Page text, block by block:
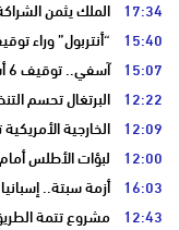
17:34 الملك يثمن
15:40 “أنتربول” وراء
15:07 آسفي.. توقيف 6 أشخاص بجمعة سحيم للاشتباه في التنقيب عن الكنوز .
12:22 البرتغال تحسم التنظيم المشترك
12:09 الخارجية
12:00 لبؤات الأطلس
16:03 أزمة سبتة.. إسبانيا
12:43 مشروع تتمة